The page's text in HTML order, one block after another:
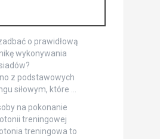
o prawidłową
wykonywania
z podstawowych
siłowym, które …
na pokonanie
treningowej
treningowa to